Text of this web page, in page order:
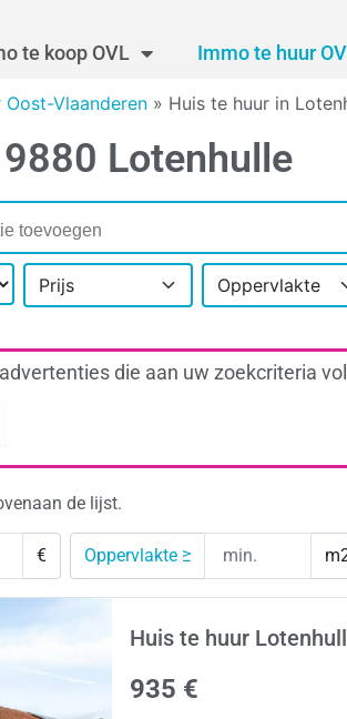
te koop OVL Immo te huur
Oost-Vlaanderen » Huis te huur in
Lotenhulle
Prijs Oppervlakte
die aan uw zoekcriteria
de lijst.
€ Oppervlakte ≥
Huis te huur
935 €